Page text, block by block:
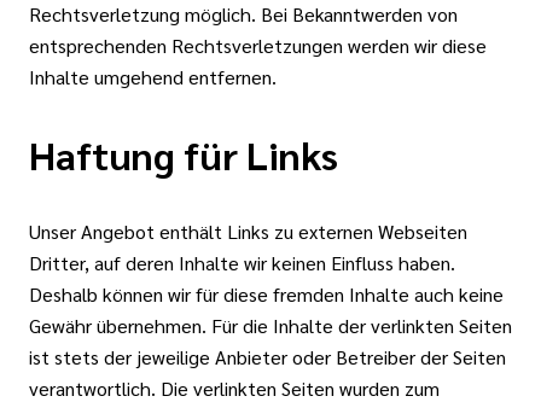
Rechtsverletzung möglich. Bei Bekanntwerden von
entsprechenden Rechtsverletzungen werden wir diese
Inhalte umgehend entfernen.
Haftung für Links
Unser Angebot enthält Links zu externen Webseiten
Dritter, auf deren Inhalte wir keinen Einfluss haben.
Deshalb können wir für diese fremden Inhalte auch keine
Gewähr übernehmen. Für die Inhalte der verlinkten Seiten
ist stets der jeweilige Anbieter oder Betreiber der Seiten
verantwortlich. Die verlinkten Seiten wurden zum